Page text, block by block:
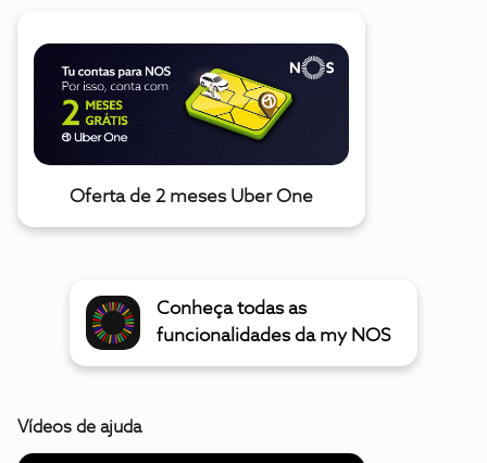
Oferta de 2 meses Uber One
Conheça todas as
funcionalidades da my NOS
Vídeos de ajuda